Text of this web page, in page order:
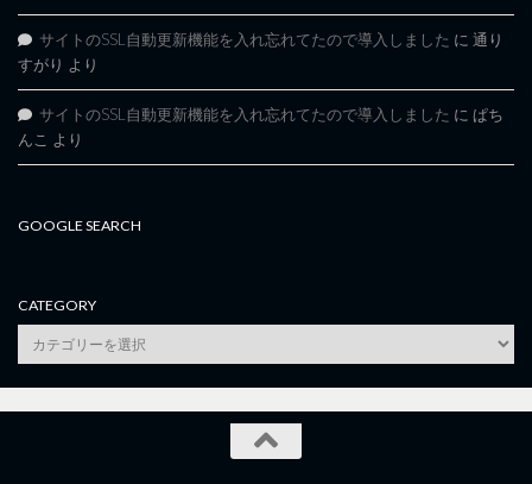
サイトのSSL自動更新機能を入れ忘れてたので導入しました に 通り
すがり より
サイトのSSL自動更新機能を入れ忘れてたので導入しました に ぱち
んこ より
GOOGLE SEARCH
CATEGORY
category